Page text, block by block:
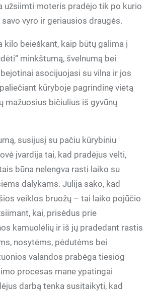
užsiimti moteris pradėjo tik po kurio
savo vyro ir geriausios draugės.
kilo beieškant, kaip būtų galima į
minkštumą, švelnumą bei
asocijuojasi su vilna ir jos
kūryboje pagrindinę vietą
mažuosius bičiulius iš gyvūnų
susijusį su pačiu kūrybiniu
įvardija tai, kad pradėjus velti,
būna nelengva rasti laiko su
dalykams. Julija sako, kad
veiklos bruožų – tai laiko pojūčio
kai, prisėdus prie
kamuolėlių ir iš jų pradedant rastis
nosytėms, pėdutėms bei
valandos prabėga tiesiog
procesas mane ypatingai
darbą tenka susitaikyti, kad